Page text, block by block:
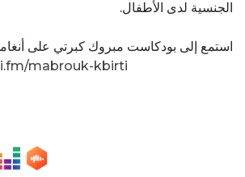
الجنسية لدى الأطفال.
استمع إلى بودكاست مبروك كبرتي على
mabrouk-kbirti